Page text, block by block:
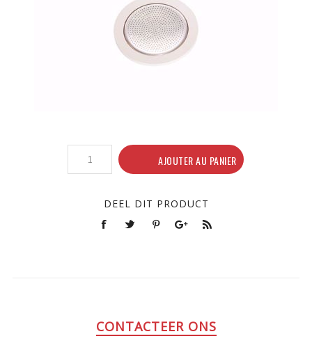
AJOUTER AU PANIER
DEEL DIT PRODUCT
CONTACTEER ONS